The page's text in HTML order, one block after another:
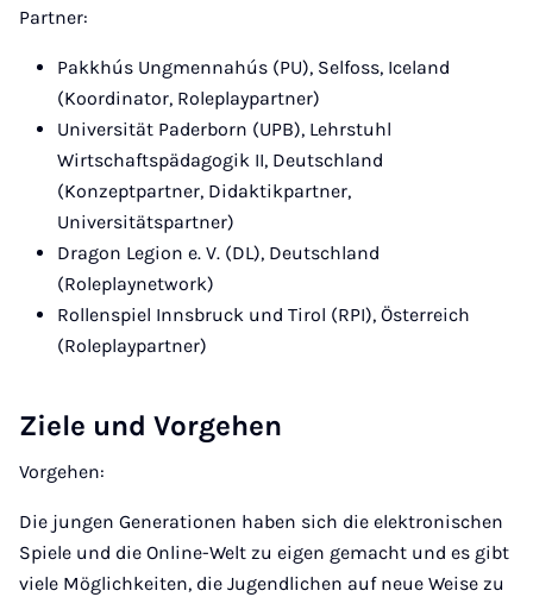
Partner:
Pakkhús Ungmennahús (PU), Selfoss, Iceland
(Koordinator, Roleplaypartner)
Universität Paderborn (UPB), Lehrstuhl
Wirtschaftspädagogik II, Deutschland
(Konzeptpartner, Didaktikpartner,
Universitätspartner)
Dragon Legion e. V. (DL), Deutschland
(Roleplaynetwork)
Rollenspiel Innsbruck und Tirol (RPI), Österreich
(Roleplaypartner)
Ziele und Vorgehen
Vorgehen:
Die jungen Generationen haben sich die elektronischen
Spiele und die Online-Welt zu eigen gemacht und es gibt
viele Möglichkeiten, die Jugendlichen auf neue Weise zu